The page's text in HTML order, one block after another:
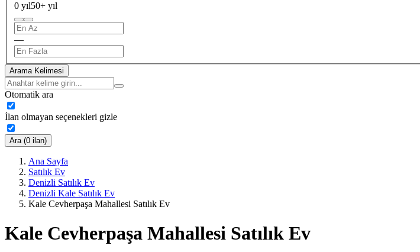
0 yıl50+ yıl
—
Arama Kelimesi
Otomatik ara
İlan olmayan seçenekleri gizle
Ara (0 ilan)
Ana Sayfa
Satılık Ev
Denizli Satılık Ev
Denizli Kale Satılık Ev
Kale Cevherpaşa Mahallesi Satılık Ev
Kale Cevherpaşa Mahallesi Satılık Ev